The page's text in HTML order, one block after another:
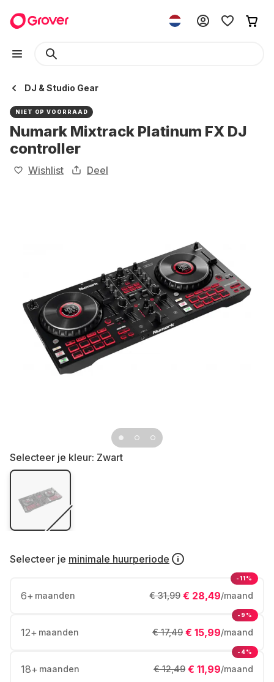
DJ & Studio Gear
NIET OP VOORRAAD
Numark Mixtrack Platinum FX DJ
controller
Wishlist Deel
Selecteer je kleur: Zwart
Selecteer je minimale huurperiode
6+ maanden € 28,49/maand
€ 31,99
-11%
12+ maanden € 15,99/maand
€ 17,49
-9%
18+ maanden € 11,99/maand
€ 12,49
-4%